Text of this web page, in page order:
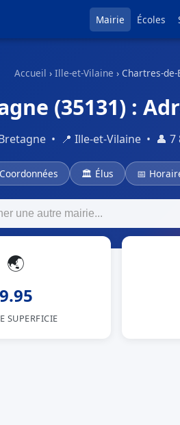
Mairie Écoles
Accueil › Ille-et-Vilaine › Chartres-
(35131) :
• 📍 Ille-et-Vilaine • 👤 7
🏛 Élus 📅
🌏
9.95
SUPERFICIE